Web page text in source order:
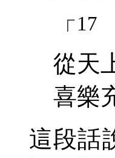
「 17
從天
喜樂
這段話